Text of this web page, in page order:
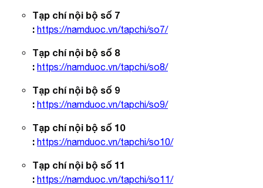
Tạp chí nội bộ số 7
: https://namduoc.vn/tapchi/so7/
Tạp chí nội bộ số 8
: https://namduoc.vn/tapchi/so8/
Tạp chí nội bộ số 9
: https://namduoc.vn/tapchi/so9/
Tạp chí nội bộ số 10
: https://namduoc.vn/tapchi/so10/
Tạp chí nội bộ số 11
: https://namduoc.vn/tapchi/so11/